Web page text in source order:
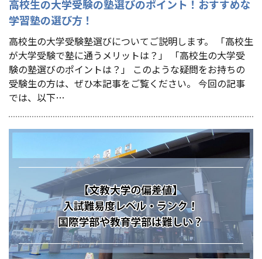
高校生の大学受験の塾選びのポイント！おすすめな
学習塾の選び方！
高校生の大学受験塾選びについてご説明します。 「高校生
が大学受験で塾に通うメリットは？」 「高校生の大学受
験の塾選びのポイントは？」 このような疑問をお持ちの
受験生の方は、ぜひ本記事をご覧ください。 今回の記事
では、以下…